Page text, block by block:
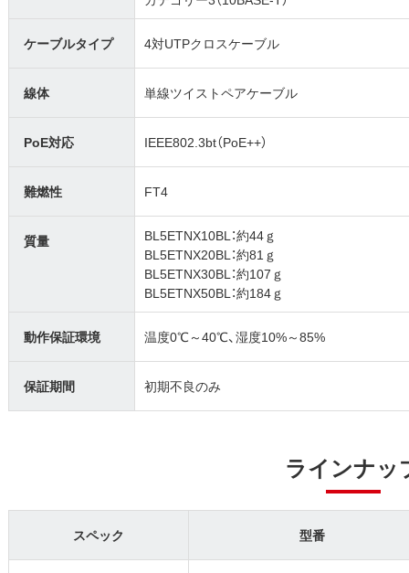
ケーブルタイプ 4対UTPクロスケーブル
線体 単線ツイストペアケーブル
PoE対応 IEEE802.3bt（PoE++）
難燃性 FT4
質量
BL5ETNX10BL：約44ｇ
BL5ETNX20BL：約81ｇ
BL5ETNX30BL：約107ｇ
BL5ETNX50BL：約184ｇ
動作保証環境 温度0℃～40℃、湿度10%～85%
保証期間 初期不良のみ
ラインナッ
スペック 型番